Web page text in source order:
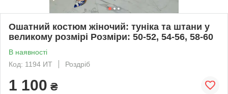
Ошатний костюм жіночий: туніка та штани у
великому розмірі Розміри: 50-52, 54-56, 58-60
В наявності
Код: 1194 ИТ
Роздріб
1 100 ₴